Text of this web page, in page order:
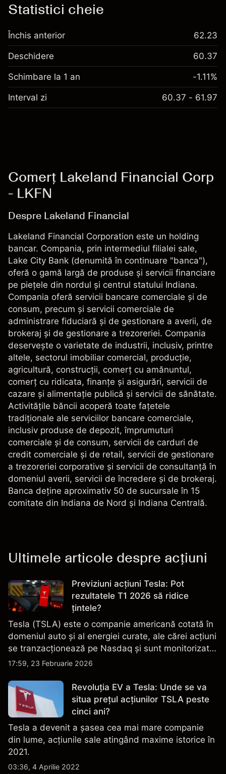
Comisioane
Statistici cheie
Închis anterior 62.23
Deschidere 60.37
Schimbare la 1 an -1.11%
Interval zi 60.37 - 61.97
Comerț Lakeland Financial Corp
- LKFN
Despre Lakeland Financial
Lakeland Financial Corporation este un holding
bancar. Compania, prin intermediul filialei sale,
Lake City Bank (denumită în continuare "banca"),
oferă o gamă largă de produse și servicii financiare
pe piețele din nordul și centrul statului Indiana.
Compania oferă servicii bancare comerciale și de
consum, precum și servicii comerciale de
administrare fiduciară și de gestionare a averii, de
brokeraj și de gestionare a trezoreriei. Compania
deservește o varietate de industrii, inclusiv, printre
altele, sectorul imobiliar comercial, producție,
agricultură, construcții, comerț cu amănuntul,
comerț cu ridicata, finanțe și asigurări, servicii de
cazare și alimentație publică și servicii de sănătate.
Activitățile băncii acoperă toate fațetele
tradiționale ale serviciilor bancare comerciale,
inclusiv produse de depozit, împrumuturi
comerciale și de consum, servicii de carduri de
credit comerciale și de retail, servicii de gestionare
a trezoreriei corporative și servicii de consultanță în
domeniul averii, servicii de încredere și de brokeraj.
Banca deține aproximativ 50 de sucursale în 15
comitate din Indiana de Nord și Indiana Centrală.
Ultimele articole despre acțiuni
Previziuni acțiuni Tesla: Pot
rezultatele T1 2026 să ridice
țintele?
Tesla (TSLA) este o companie americană cotată în
domeniul auto și al energiei curate, ale cărei acțiuni
se tranzacționează pe Nasdaq și sunt monitorizate
îndeaproape pentru performanța financiară, datele
17:59, 23 Februarie 2026
Revoluția EV a Tesla: Unde se va
situa prețul acțiunilor TSLA peste
cinci ani?
Tesla a devenit a șasea cea mai mare companie
din lume, acțiunile sale atingând maxime istorice în
2021.
03:36, 4 Aprilie 2022